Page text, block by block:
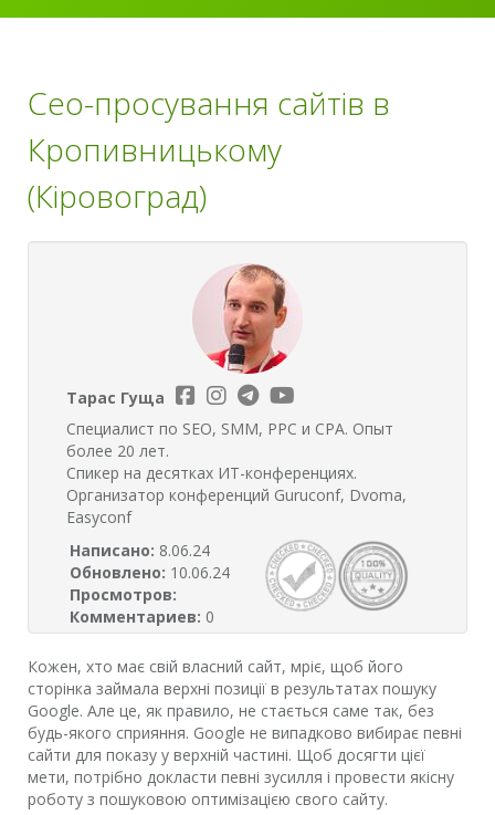
Сео-просування сайтів в
Кропивницькому
(Кіровоград)
Тарас Гуща
Специалист по SEO, SMM, PPC и CPA. Опыт
более 20 лет.
Спикер на десятках ИТ-конференциях.
Организатор конференций Guruconf, Dvoma,
Easyconf
Написано: 8.06.24
Обновлено: 10.06.24
Просмотров:
Комментариев: 0
Кожен, хто має свій власний сайт, мріє, щоб його
сторінка займала верхні позиції в результатах пошуку
Google. Але це, як правило, не стається саме так, без
будь-якого сприяння. Google не випадково вибирає певні
сайти для показу у верхній частині. Щоб досягти цієї
мети, потрібно докласти певні зусилля і провести якісну
роботу з пошуковою оптимізацією свого сайту.